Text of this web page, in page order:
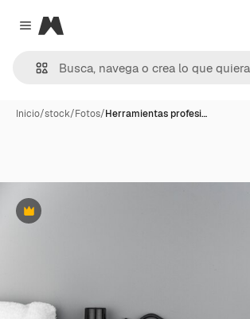
Close menu
Magnific
Inicio/stock/Fotos/Herramientas profesi…
Premium